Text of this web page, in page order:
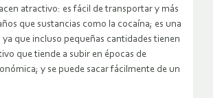
atractivo: es fácil de transportar y más
que sustancias como la cocaína; es una
ya que incluso pequeñas cantidades tienen
que tiende a subir en épocas de
y se puede sacar fácilmente de un